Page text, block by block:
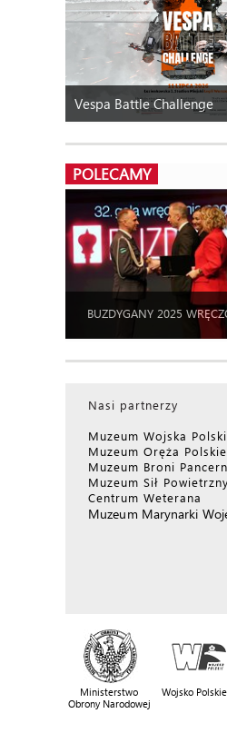
Vespa Battle Challenge
POLECAMY
BUZDYGANY 2025
Nasi partnerzy
Muzeum Wojska
Muzeum Oręża
Muzeum Broni
Muzeum Sił
Centrum Weterana
Muzeum Marynarki
Ministerstwo
Obrony Narodowej
Wojsko Polskie